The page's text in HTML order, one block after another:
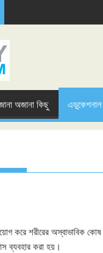
অজানা কিছু
করে শরীরের অস্বাভাবিক কোষ
ব্যবহার করা হয়।